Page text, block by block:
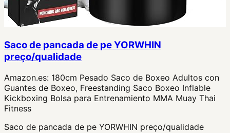
Saco de pancada de pe YORWHIN
preço/qualidade
Amazon.es: 180cm Pesado Saco de Boxeo Adultos con
Guantes de Boxeo, Freestanding Saco Boxeo Inflable
Kickboxing Bolsa para Entrenamiento MMA Muay Thai
Fitness
Saco de pancada de pe YORWHIN preço/qualidade